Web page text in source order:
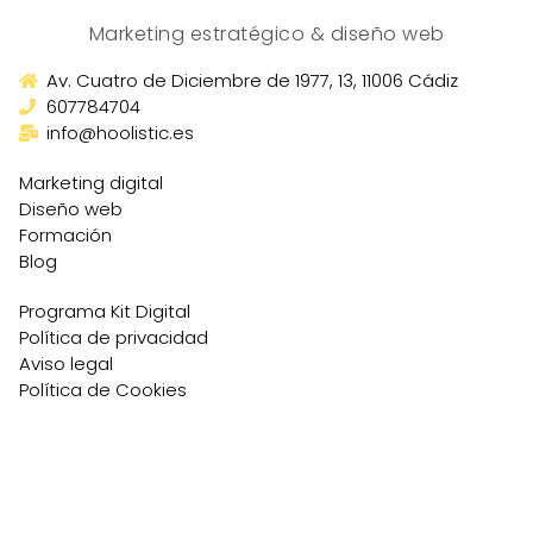
Marketing estratégico & diseño web
Av. Cuatro de Diciembre de 1977, 13, 11006 Cádiz
607784704
info@hoolistic.es
Marketing digital
Diseño web
Formación
Blog
Programa Kit Digital
Política de privacidad
Aviso legal
Política de Cookies